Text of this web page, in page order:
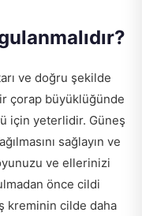
ve doğru şekilde
çorap büyüklüğünde
için yeterlidir. Güneş
sağlayın ve
ve ellerinizi
önce cildi
kreminin cilde daha